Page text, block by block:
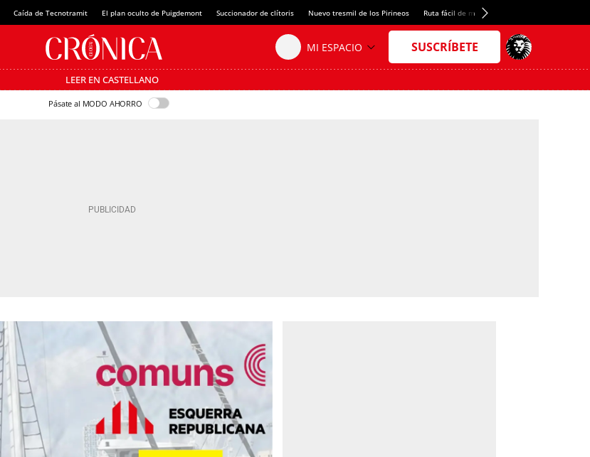
Caída de Tecnotramit El plan oculto de Puigdemont Succionador de clítoris Nuevo tresmil de los Pirineos Ruta fácil de montaña
LEER EN CASTELLANO
Pásate al MODO AHORRO